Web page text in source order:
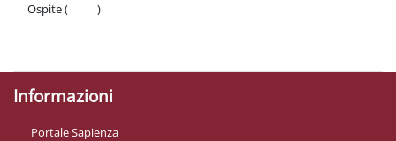
Ospite (
)
Informazioni
Portale Sapienza